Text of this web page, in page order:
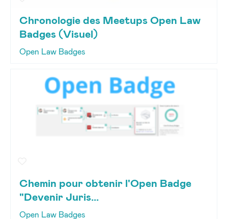
Chronologie des Meetups Open Law
Badges (Visuel)
Open Law Badges
Chemin pour obtenir l'Open Badge
"Devenir Juris...
Open Law Badges